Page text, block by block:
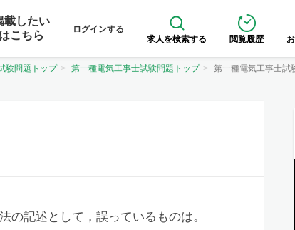
載したい
こちら
ログインする
求人を検索する
閲覧履歴
験問題トップ 第一種電気工事士試験問題トップ 第一種電気工事士試
の記述として，誤っているものは。